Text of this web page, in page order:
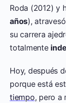
Roda (2012) y
años),
su carrera
totalmente
Hoy, después
porque está
tiempo, pero a